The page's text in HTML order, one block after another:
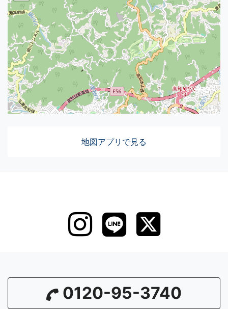
地図アプリで見る
0120-95-3740